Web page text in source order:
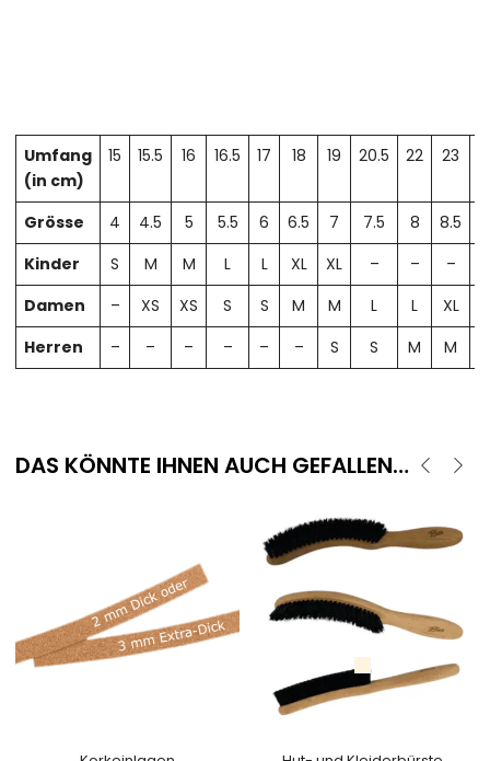
Umfang
(in cm)
15 15.5 16 16.5 17 18 19 20.5 22 23
Grösse 4 4.5 5 5.5 6 6.5 7 7.5 8 8.5
Kinder
S M M L L XL XL – – –
Damen
– XS XS S S M M L L XL
Herren
– – – – – – S S M M
DAS KÖNNTE IHNEN AUCH GEFALLEN…